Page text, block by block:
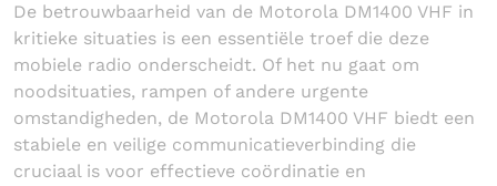
De betrouwbaarheid van de Motorola DM1400 VHF in
kritieke situaties is een essentiële troef die deze
mobiele radio onderscheidt. Of het nu gaat om
noodsituaties, rampen of andere urgente
omstandigheden, de Motorola DM1400 VHF biedt een
stabiele en veilige communicatieverbinding die
cruciaal is voor effectieve coördinatie en